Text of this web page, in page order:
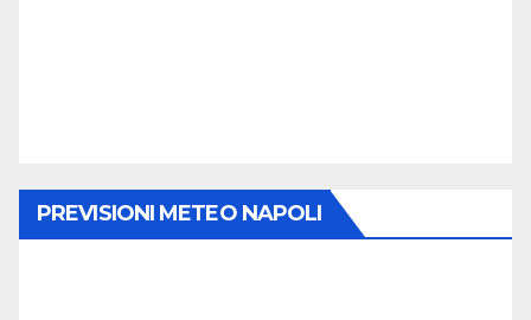
PREVISIONI METEO NAPOLI